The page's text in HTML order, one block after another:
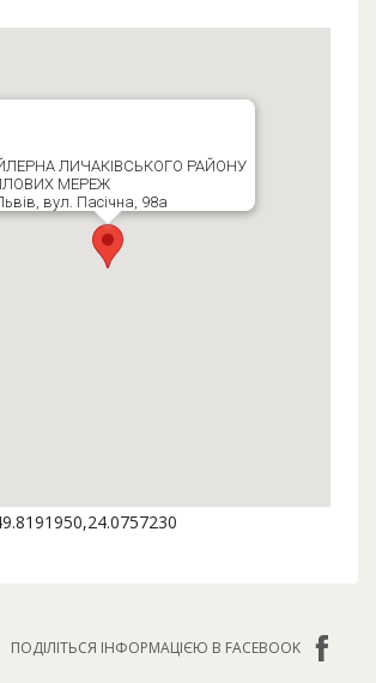
ЛИЧАКІВСЬКОГО РАЙОНУ
МЕРЕЖ
вул. Пасічна, 98а
ПОДІЛІТЬСЯ ІНФОРМАЦІЄЮ В FACEBOOK